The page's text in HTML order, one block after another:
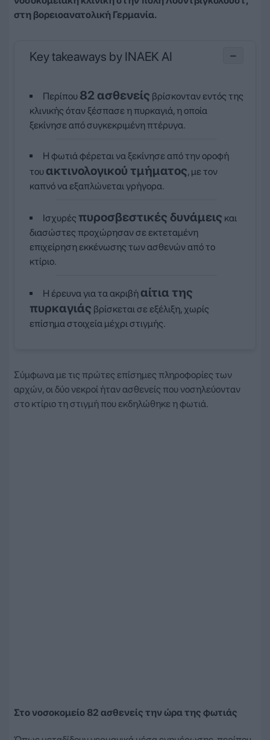
στη βορειοανατολική Γερμανία.
Key takeaways by INAEK AI −
Περίπου 82 ασθενείς βρίσκονταν εντός της
κλινικής όταν ξέσπασε η πυρκαγιά, η οποία
ξεκίνησε από συγκεκριμένη πτέρυγα.
Η φωτιά φέρεται να ξεκίνησε από την οροφή
τουακτινολογικού τμήματος, με τον
καπνό να εξαπλώνεται γρήγορα.
Ισχυρές πυροσβεστικές δυνάμεις και
διασώστες προχώρησαν σε εκτεταμένη
επιχείρηση εκκένωσης των ασθενών από το
κτίριο.
Η έρευνα για τα ακριβήαίτια της
πυρκαγιάς βρίσκεται σε εξέλιξη, χωρίς
επίσημα στοιχεία μέχρι στιγμής.
Σύμφωνα με τις πρώτες επίσημες πληροφορίες των
αρχών, οι δύο νεκροί ήταν ασθενείς που νοσηλεύονταν
στο κτίριο τη στιγμή που εκδηλώθηκε η φωτιά.
Στο νοσοκομείο 82 ασθενείς την ώρα της φωτιάς